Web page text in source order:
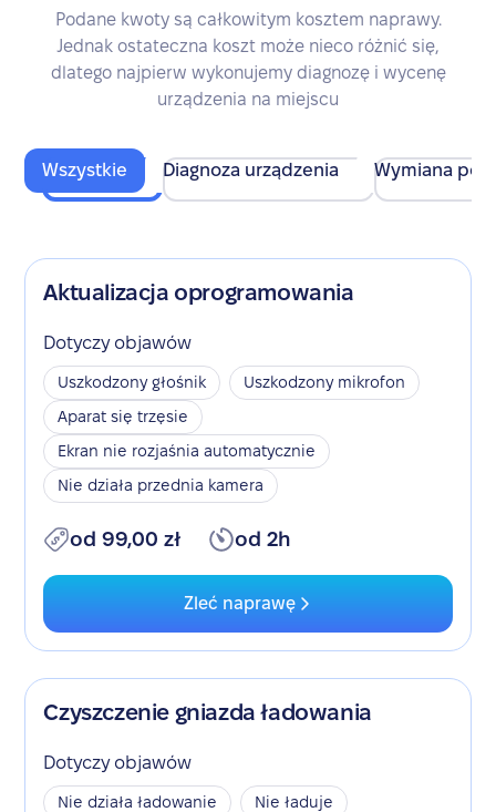
Podane kwoty są całkowitym kosztem naprawy.
Jednak ostateczna koszt może nieco różnić się,
dlatego najpierw wykonujemy diagnozę i wycenę
urządzenia na miejscu
Wszystkie Diagnoza urządzenia Wymiana
Aktualizacja oprogramowania
Dotyczy objawów
Uszkodzony głośnik
Uszkodzony mikrofon
Aparat się trzęsie
Ekran nie rozjaśnia automatycznie
Nie działa przednia kamera
od 99,00 zł od 2h
Zleć naprawę
Czyszczenie gniazda ładowania
Dotyczy objawów
Nie działa ładowanie
Nie ładuje